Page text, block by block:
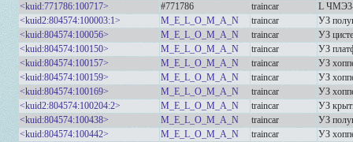
<kuid:771786:100717>
#771786 traincar
L
<kuid2:804574:100003:1>
M_E_L_O_M_A_N traincar
УЗ
<kuid:804574:100056>
M_E_L_O_M_A_N traincar
УЗ
<kuid:804574:100150>
M_E_L_O_M_A_N traincar
УЗ
<kuid:804574:100157>
M_E_L_O_M_A_N traincar
УЗ
<kuid:804574:100159>
M_E_L_O_M_A_N traincar
УЗ
<kuid:804574:100169>
M_E_L_O_M_A_N traincar
УЗ
<kuid2:804574:100204:2>
M_E_L_O_M_A_N traincar
УЗ
<kuid:804574:100438>
M_E_L_O_M_A_N traincar
УЗ
<kuid:804574:100442>
M_E_L_O_M_A_N traincar
УЗ